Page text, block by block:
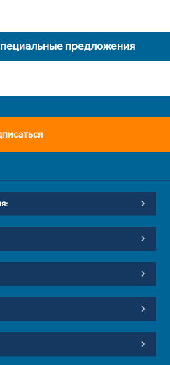
предложения